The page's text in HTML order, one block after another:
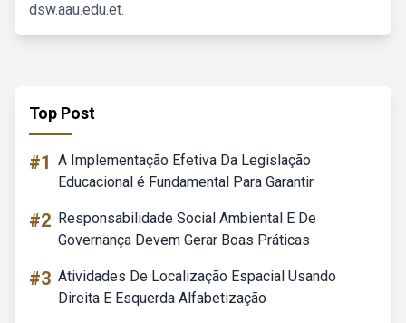
dsw.aau.edu.et.
Top Post
#1 A Implementação Efetiva Da Legislação
Educacional é Fundamental Para Garantir
#2 Responsabilidade Social Ambiental E De
Governança Devem Gerar Boas Práticas
#3 Atividades De Localização Espacial Usando
Direita E Esquerda Alfabetização